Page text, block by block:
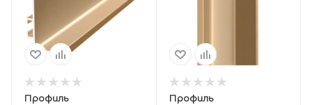
Профиль
Профиль